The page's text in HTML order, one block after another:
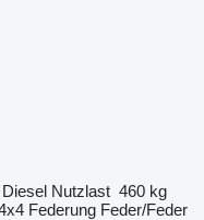
Diesel Nutzlast 460 kg
Federung Feder/Feder